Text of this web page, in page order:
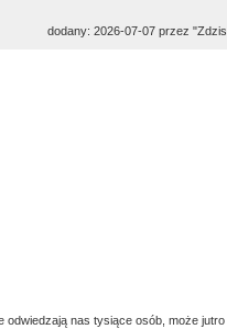
dodany: 2026-07-07 przez
odwiedzają nas tysiące osób, może